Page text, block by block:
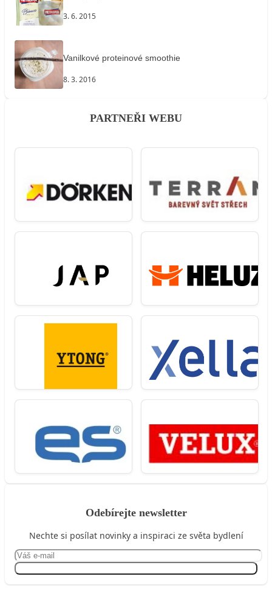
3. 6. 2015
Vanilkové proteinové smoothie
8. 3. 2016
PARTNEŘI WEBU
Odebírejte newsletter
Nechte si posílat novinky a inspiraci ze světa bydlení